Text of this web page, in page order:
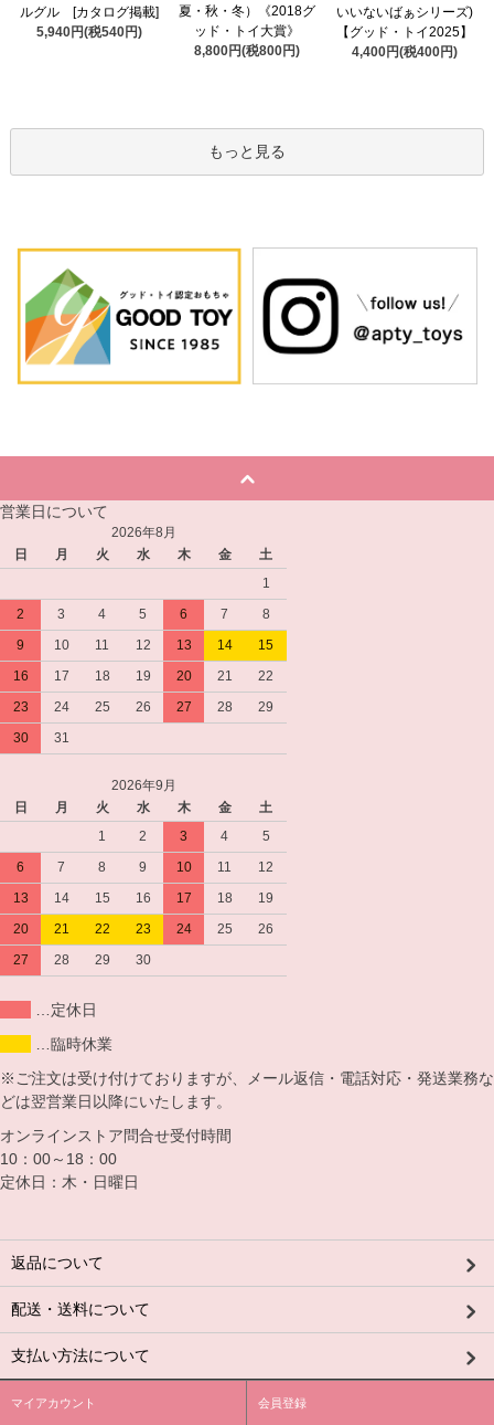
ルグル [カタログ掲載]
5,940円(税540円)
夏・秋・冬）《2018グ
ッド・トイ大賞》
8,800円(税800円)
いいないばぁシリーズ)
【グッド・トイ2025】
4,400円(税400円)
もっと見る
営業日について
2026年8月
日
月 火 水 木 金
土
1
2
3 4 5 6 7
8
9
10 11 12 13 14
15
16
17 18 19 20 21
22
23
24 25 26 27 28
29
30
31
2026年9月
日
月 火 水 木 金
土
1
2 3 4
5
6
7 8 9 10 11
12
13
14 15 16 17 18
19
20
21 22 23 24 25
26
27
28 29 30
…定休日
…臨時休業
※ご注文は受け付けておりますが、メール返信・電話対応・発送業務な
どは翌営業日以降にいたします。
オンラインストア問合せ受付時間
10：00～18：00
定休日：木・日曜日
返品について
配送・送料について
支払い方法について
マイアカウント 会員登録